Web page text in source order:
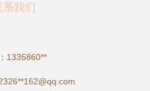
系我们
1335860**
162@qq.com